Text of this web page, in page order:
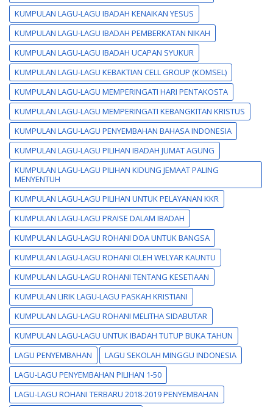
KUMPULAN LAGU-LAGU IBADAH KENAIKAN YESUS
KUMPULAN LAGU-LAGU IBADAH PEMBERKATAN NIKAH
KUMPULAN LAGU-LAGU IBADAH UCAPAN SYUKUR
KUMPULAN LAGU-LAGU KEBAKTIAN CELL GROUP (KOMSEL)
KUMPULAN LAGU-LAGU MEMPERINGATI HARI PENTAKOSTA
KUMPULAN LAGU-LAGU MEMPERINGATI KEBANGKITAN KRISTUS
KUMPULAN LAGU-LAGU PENYEMBAHAN BAHASA INDONESIA
KUMPULAN LAGU-LAGU PILIHAN IBADAH JUMAT AGUNG
KUMPULAN LAGU-LAGU PILIHAN KIDUNG JEMAAT PALING
MENYENTUH
KUMPULAN LAGU-LAGU PILIHAN UNTUK PELAYANAN KKR
KUMPULAN LAGU-LAGU PRAISE DALAM IBADAH
KUMPULAN LAGU-LAGU ROHANI DOA UNTUK BANGSA
KUMPULAN LAGU-LAGU ROHANI OLEH WELYAR KAUNTU
KUMPULAN LAGU-LAGU ROHANI TENTANG KESETIAAN
KUMPULAN LIRIK LAGU-LAGU PASKAH KRISTIANI
KUMPULAN LAGU-LAGU ROHANI MELITHA SIDABUTAR
KUMPULAN LAGU-LAGU UNTUK IBADAH TUTUP BUKA TAHUN
LAGU PENYEMBAHAN
LAGU SEKOLAH MINGGU INDONESIA
LAGU-LAGU PENYEMBAHAN PILIHAN 1-50
LAGU-LAGU ROHANI TERBARU 2018-2019 PENYEMBAHAN